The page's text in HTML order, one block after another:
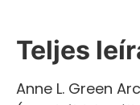
Teljes
Anne L. Green